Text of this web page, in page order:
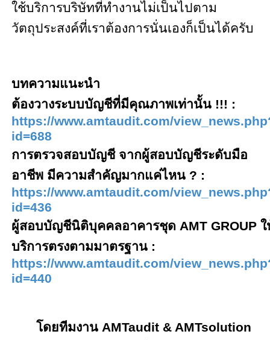
ใช้บริการบริษัทที่ทำงานไม่เป็นไปตาม
วัตถุประสงค์ที่เราต้องการนั่นเองก็เป็นได้ครับ
บทความแนะนำ
ต้องวางระบบบัญชีที่มีคุณภาพเท่านั้น !!! :
https://www.amtaudit.com/
id=688
การตรวจสอบบัญชี จากผู้สอบบัญชีระดับมือ
อาชีพ มีความสำคัญมากแค่ไหน ? :
https://www.amtaudit.com/
id=436
ผู้สอบบัญชีนิติบุคคลอาคารชุด AMT GROUP
บริการตรงตามมาตรฐาน :
https://www.amtaudit.com/
id=440
โดยทีมงานAMTaudit & AMTsolution